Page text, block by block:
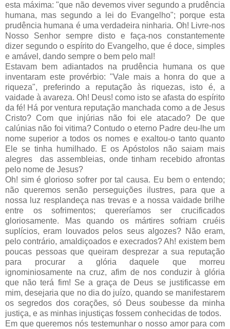
esta máxima: "que não devemos viver segundo a prudência
humana, mas segundo a lei do Evangelho"; porque esta
prudência humana é uma verdadeira ninharia. Oh! Livre-nos
Nosso Senhor sempre disto e faça-nos constantemente
dizer segundo o espírito do Evangelho, que é doce, simples
e amável, dando sempre o bem pelo mal!
Estavam bem adiantados na prudência humana os que
inventaram este provérbio: "Vale mais a honra do que a
riqueza", preferindo a reputação às riquezas, isto é, a
vaidade à avareza. Oh! Deus! como isto se afasta do espírito
da fé! Há por ventura reputação manchada como a de Jesus
Cristo? Com que injúrias não foi ele atacado? De que
calúnias não foi vitima? Contudo o eterno Padre deu-lhe um
nome superior a todos os nomes e exaltou-o tanto quanto
Ele se tinha humilhado. E os Apóstolos não saiam mais
alegres das assembleias, onde tinham recebido afrontas
pelo nome de Jesus?
Oh! sim é glorioso sofrer por tal causa. Eu bem o entendo;
não queremos senão perseguições ilustres, para que a
nossa luz resplandeça nas trevas e a nossa vaidade brilhe
entre os sofrimentos; quereríamos ser crucificados
gloriosamente. Mas quando os mártires sofriam cruéis
suplícios, eram louvados pelos seus algozes? Não eram,
pelo contrário, amaldiçoados e execrados? Ah! existem bem
poucas pessoas que queiram desprezar a sua reputação
para procurar a glória daquele que morreu
ignominiosamente na cruz, afim de nos conduzir à glória
que não terá fim! Se a graça de Deus se justificasse em
mim, desejaria que no dia do juízo, quando se manifestarem
os segredos dos corações, só Deus soubesse da minha
justiça, e as minhas injustiças fossem conhecidas de todos.
Em que queremos nós testemunhar o nosso amor para com